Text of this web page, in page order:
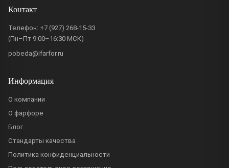
Контакт
Телефон: +7 (927) 268-15-33
(Пн–Пт 9:00–16:30 МСК)
pobeda@ifarfor.ru
Информация
О компании
О фарфоре
Блог
Стандарты качества
Политика конфиденциальности